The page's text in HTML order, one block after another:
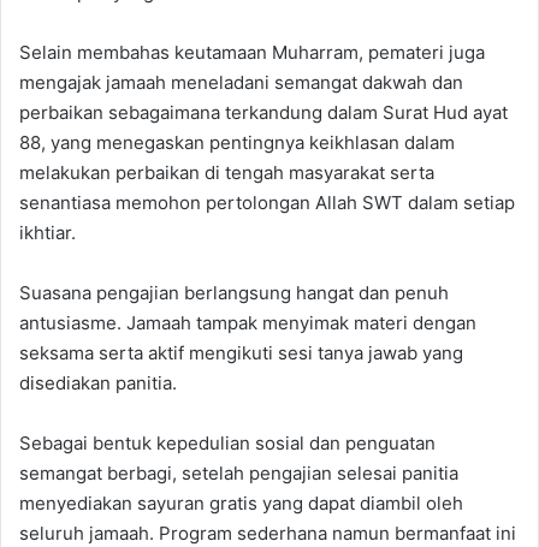
Selain membahas keutamaan Muharram, pemateri juga
mengajak jamaah meneladani semangat dakwah dan
perbaikan sebagaimana terkandung dalam Surat Hud ayat
88, yang menegaskan pentingnya keikhlasan dalam
melakukan perbaikan di tengah masyarakat serta
senantiasa memohon pertolongan Allah SWT dalam setiap
ikhtiar.
Suasana pengajian berlangsung hangat dan penuh
antusiasme. Jamaah tampak menyimak materi dengan
seksama serta aktif mengikuti sesi tanya jawab yang
disediakan panitia.
Sebagai bentuk kepedulian sosial dan penguatan
semangat berbagi, setelah pengajian selesai panitia
menyediakan sayuran gratis yang dapat diambil oleh
seluruh jamaah. Program sederhana namun bermanfaat ini